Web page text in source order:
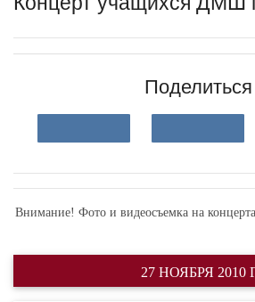
Поделиться
Внимание! Фото и видеосъемка на
27 НОЯБРЯ 2010